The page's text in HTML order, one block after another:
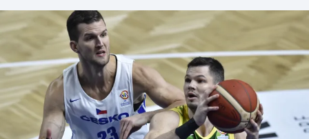
Cyklistika
DALŠÍ SPORTY
Americký fotbal
Baseball a softbal
NEPŘEHLÉDNĚTE
Soutěže